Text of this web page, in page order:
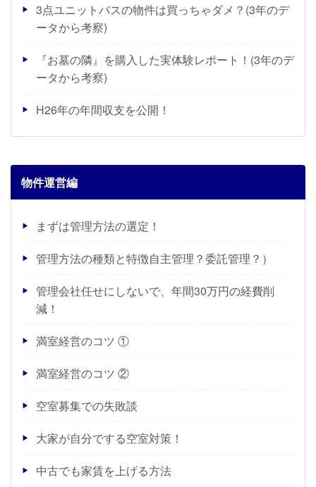
3点ユニットバスの物件は買っちゃダメ？(3年のデ
ータから考察)
『お墓の隣』を購入した実体験レポート！(3年のデ
ータから考察)
H26年の年間収支を公開！
物件運営編
まずは管理方法の選定！
管理方法の種類と特徴自主管理？委託管理？）
管理会社任せにしないで、年間30万円の経費削
減！
満室経営のコツ ①
満室経営のコツ ②
空室募集での失敗談
大家が自分でする空室対策！
中古でも家賃を上げる方法